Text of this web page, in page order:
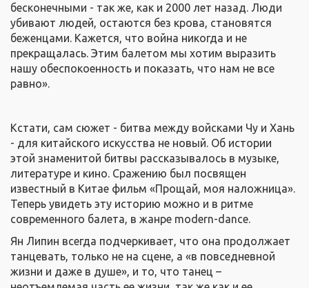
бесконечными - так же, как и 2000 лет назад. Люди
убивают людей, остаются без крова, становятся
беженцами. Кажется, что война никогда и не
прекращалась. Этим балетом мы хотим выразить
нашу обеспокоенность и показать, что нам не все
равно».
Кстати, сам сюжет - битва между войсками Чу и Хань
- для китайского искусства не новый. Об истории
этой знаменитой битвы рассказывалось в музыке,
литературе и кино. Сражению был посвящен
известный в Китае фильм «Прощай, моя наложница».
Теперь увидеть эту историю можно и в ритме
современного балета, в жанре modern-dance.
Ян Липин всегда подчеркивает, что она продолжает
танцевать, только не на сцене, а «в повседневной
жизни и даже в душе», и то, что танец –